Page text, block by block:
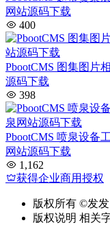
网站源码下载
400
PbootCMS 图集图片
源码下载
398
PbootCMS 喷泉设备
网站源码下载
1,162
获得企业商用授权
版权所有 ©发
版权说明 相关